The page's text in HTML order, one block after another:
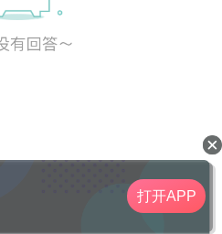
打开APP